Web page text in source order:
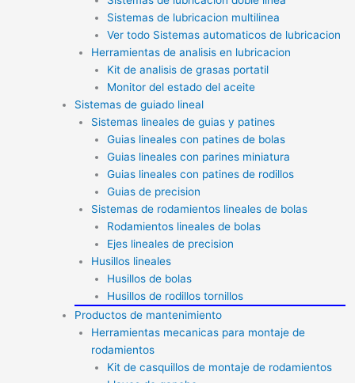
Sistemas de lubricacion multilinea
Ver todo Sistemas automaticos de lubricacion
Herramientas de analisis en lubricacion
Kit de analisis de grasas portatil
Monitor del estado del aceite
Sistemas de guiado lineal
Sistemas lineales de guias y patines
Guias lineales con patines de bolas
Guias lineales con parines miniatura
Guias lineales con patines de rodillos
Guias de precision
Sistemas de rodamientos lineales de bolas
Rodamientos lineales de bolas
Ejes lineales de precision
Husillos lineales
Husillos de bolas
Husillos de rodillos tornillos
Productos de mantenimiento
Herramientas mecanicas para montaje de
rodamientos
Kit de casquillos de montaje de rodamientos